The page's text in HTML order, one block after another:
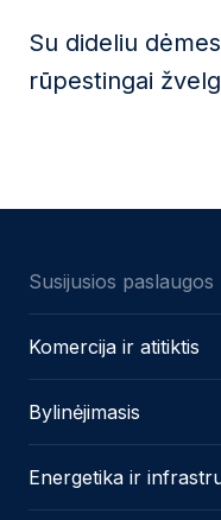
Su dideliu
rūpestingai
Susijusios paslaugos
Komercija ir atitiktis
Bylinėjimasis
Energetika ir